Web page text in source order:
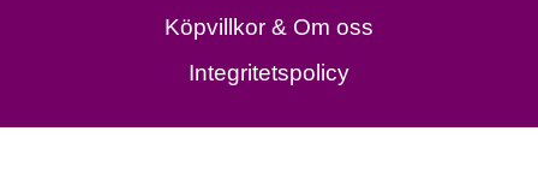
Köpvillkor & Om oss
Integritetspolicy